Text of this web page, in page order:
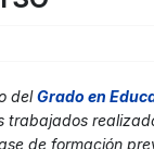
delGrado en
trabajados
de formación